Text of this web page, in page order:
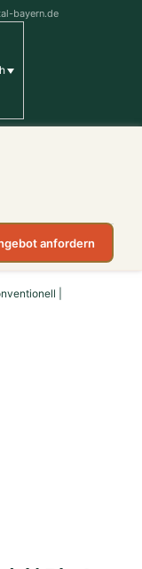
bayern.de
anfordern
|